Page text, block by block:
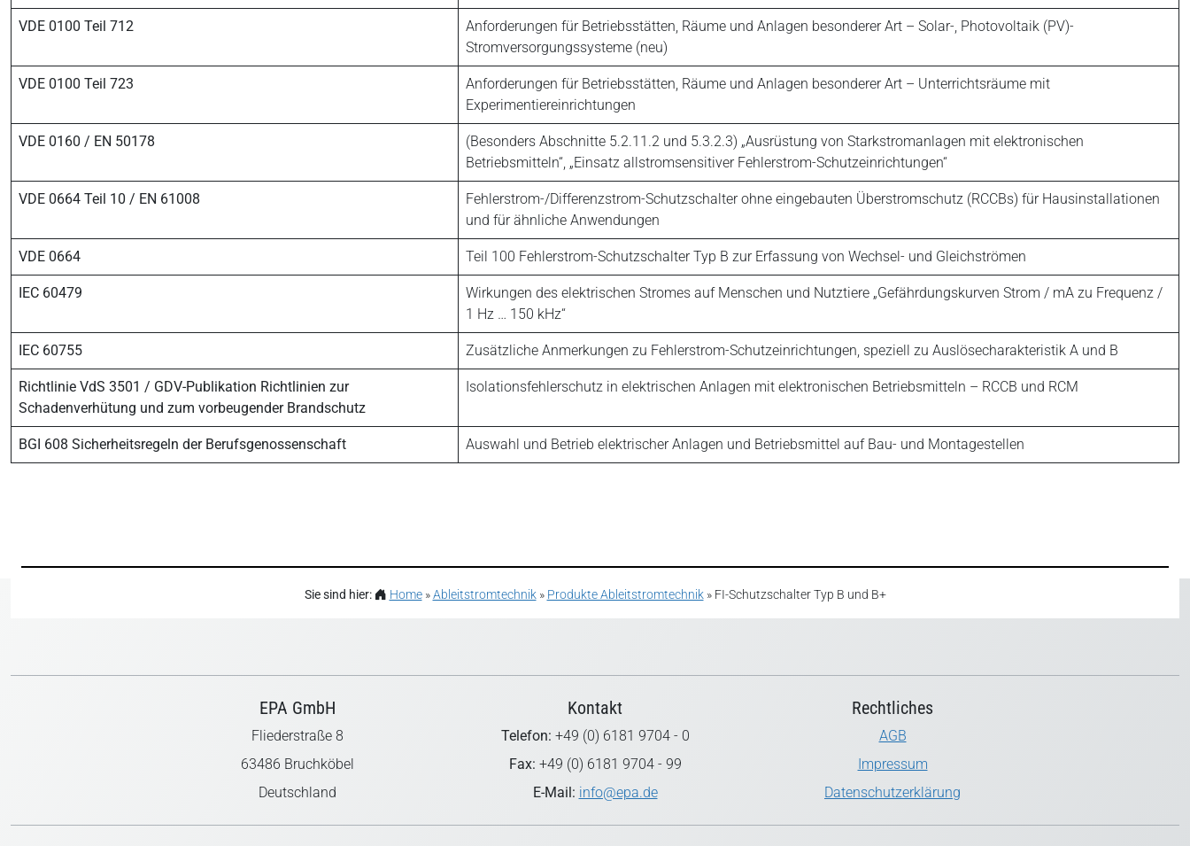
VDE 0100 Teil 712
Anforderungen für Betriebsstätten, Räume und Anlagen besonderer Art – Solar-, Photovoltaik (PV)-
Stromversorgungssysteme (neu)
VDE 0100 Teil 723
Anforderungen für Betriebsstätten, Räume und Anlagen besonderer Art – Unterrichtsräume mit
Experimentiereinrichtungen
VDE 0160 / EN 50178
(Besonders Abschnitte 5.2.11.2 und 5.3.2.3) „Ausrüstung von Starkstromanlagen mit elektronischen
Betriebsmitteln“, „Einsatz allstromsensitiver Fehlerstrom-Schutzeinrichtungen“
VDE 0664 Teil 10 / EN 61008
Fehlerstrom-/Differenzstrom-Schutzschalter ohne eingebauten Überstromschutz (RCCBs) für Hausinstallationen
und für ähnliche Anwendungen
VDE 0664 Teil 100 Fehlerstrom-Schutzschalter Typ B zur Erfassung von Wechsel- und Gleichströmen
IEC 60479
Wirkungen des elektrischen Stromes auf Menschen und Nutztiere „Gefährdungskurven Strom / mA zu Frequenz /
1 Hz … 150 kHz“
IEC 60755 Zusätzliche Anmerkungen zu Fehlerstrom-Schutzeinrichtungen, speziell zu Auslösecharakteristik A und B
Richtlinie VdS 3501 / GDV-Publikation Richtlinien zur
Schadenverhütung und zum vorbeugender Brandschutz
Isolationsfehlerschutz in elektrischen Anlagen mit elektronischen Betriebsmitteln – RCCB und RCM
BGI 608 Sicherheitsregeln der Berufsgenossenschaft Auswahl und Betrieb elektrischer Anlagen und Betriebsmittel auf Bau- und Montagestellen
Sie sind hier: Home»Ableitstromtechnik» Produkte Ableitstromtechnik» FI-Schutzschalter Typ B und B+
EPA GmbH
Fliederstraße 8
63486 Bruchköbel
Deutschland
Kontakt
Telefon: +49 (0) 6181 9704 - 0
Fax: +49 (0) 6181 9704 - 99
E-Mail: info@epa.de
Rechtliches
AGB
Impressum
Datenschutzerklärung